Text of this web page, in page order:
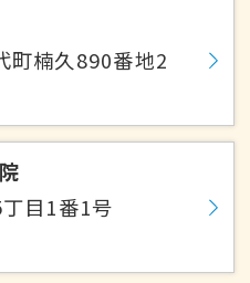
町楠久890番地2
目1番1号